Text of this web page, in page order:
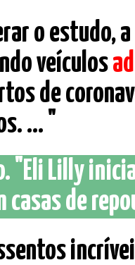
o estudo,
veículos
de
... "
"Eli Lilly
casas de